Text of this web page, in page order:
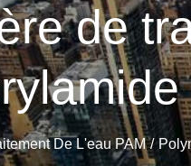
de
De L'eau PAM